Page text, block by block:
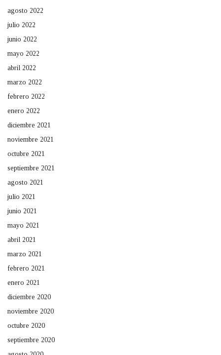
agosto 2022
julio 2022
junio 2022
mayo 2022
abril 2022
marzo 2022
febrero 2022
enero 2022
diciembre 2021
noviembre 2021
octubre 2021
septiembre 2021
agosto 2021
julio 2021
junio 2021
mayo 2021
abril 2021
marzo 2021
febrero 2021
enero 2021
diciembre 2020
noviembre 2020
octubre 2020
septiembre 2020